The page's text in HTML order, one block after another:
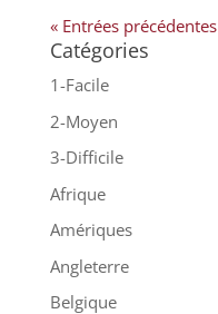
« Entrées précédentes
Catégories
1-Facile
2-Moyen
3-Difficile
Afrique
Amériques
Angleterre
Belgique